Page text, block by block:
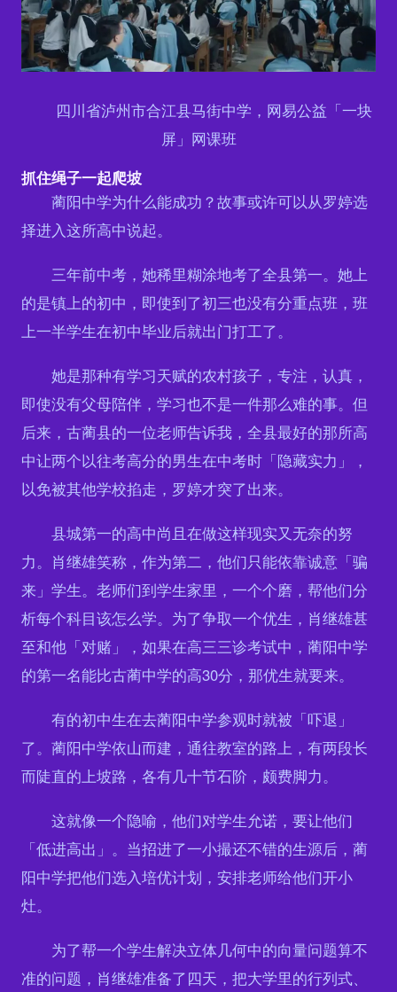
四川省泸州市合江县马街中学，网易公益「一块
屏」网课班
抓住绳子一起爬坡
蔺阳中学为什么能成功？故事或许可以从罗婷选
择进入这所高中说起。
三年前中考，她稀里糊涂地考了全县第一。她上
的是镇上的初中，即使到了初三也没有分重点班，班
上一半学生在初中毕业后就出门打工了。
她是那种有学习天赋的农村孩子，专注，认真，
即使没有父母陪伴，学习也不是一件那么难的事。但
后来，古蔺县的一位老师告诉我，全县最好的那所高
中让两个以往考高分的男生在中考时「隐藏实力」，
以免被其他学校掐走，罗婷才突了出来。
县城第一的高中尚且在做这样现实又无奈的努
力。肖继雄笑称，作为第二，他们只能依靠诚意「骗
来」学生。老师们到学生家里，一个个磨，帮他们分
析每个科目该怎么学。为了争取一个优生，肖继雄甚
至和他「对赌」，如果在高三三诊考试中，蔺阳中学
的第一名能比古蔺中学的高30分，那优生就要来。
有的初中生在去蔺阳中学参观时就被「吓退」
了。蔺阳中学依山而建，通往教室的路上，有两段长
而陡直的上坡路，各有几十节石阶，颇费脚力。
这就像一个隐喻，他们对学生允诺，要让他们
「低进高出」。当招进了一小撮还不错的生源后，蔺
阳中学把他们选入培优计划，安排老师给他们开小
灶。
为了帮一个学生解决立体几何中的向量问题算不
准的问题，肖继雄准备了四天，把大学里的行列式、